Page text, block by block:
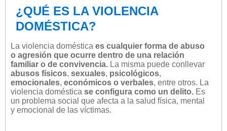
¿QUÉ ES LA VIOLENCIA
DOMÉSTICA?
La violencia doméstica es cualquier forma de abuso
o agresión que ocurre dentro de una relación
familiar o de convivencia. La misma puede conllevar
abusos físicos, sexuales, psicológicos,
emocionales, económicos o verbales, entre otros. La
violencia doméstica se configura como un delito. Es
un problema social que afecta a la salud física, mental
y emocional de las víctimas.